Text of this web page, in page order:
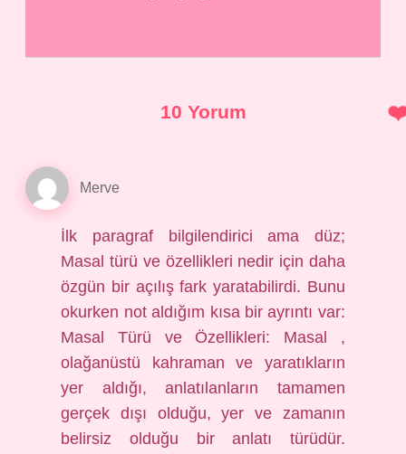
10 Yorum
Merve
İlk paragraf bilgilendirici ama düz;
Masal türü ve özellikleri nedir için daha
özgün bir açılış fark yaratabilirdi. Bunu
okurken not aldığım kısa bir ayrıntı var:
Masal Türü ve Özellikleri: Masal ,
olağanüstü kahraman ve yaratıkların
yer aldığı, anlatılanların tamamen
gerçek dışı olduğu, yer ve zamanın
belirsiz olduğu bir anlatı türüdür.